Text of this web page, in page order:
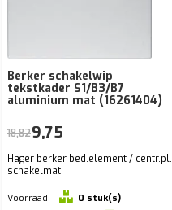
Berker schakelwip
tekstkader S1/B3/B7
aluminium mat (16261404)
Hager berker bed.element / centr.pl.
schakelmat.
Voorraad:
0 stuk(s)
18,829,75